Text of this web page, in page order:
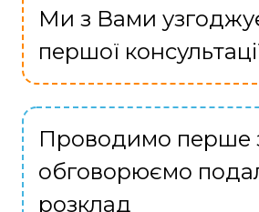
Ми з Вами
першої
Проводимо перше
обговорюємо
розклад